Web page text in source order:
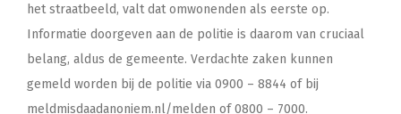
het straatbeeld, valt dat omwonenden als eerste op.
Informatie doorgeven aan de politie is daarom van cruciaal
belang, aldus de gemeente. Verdachte zaken kunnen
gemeld worden bij de politie via 0900 – 8844 of bij
meldmisdaadanoniem.nl/melden of 0800 – 7000.